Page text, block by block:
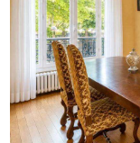
buanderie
extérieur sur la
chauffage
chaudière et la
actuel.
d'Eaubonne,